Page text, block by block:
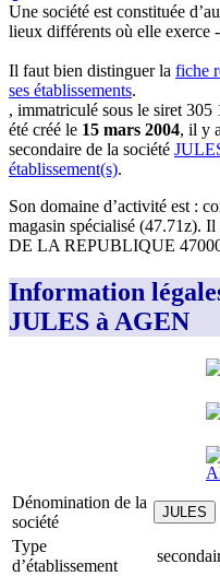
Une société est constituée
lieux différents où elle exerce
Il faut bien distinguer la fiche
ses établissements.
, immatriculé sous le siret 305
été créé le 15 mars 2004, il y a
secondaire de la société
établissement(s).
Son domaine d’activité est :
magasin spécialisé (47.71z). Il
DE LA REPUBLIQUE
Information
JULES à AGEN
Dénomination de la
société
JULES
Type
d’établissement